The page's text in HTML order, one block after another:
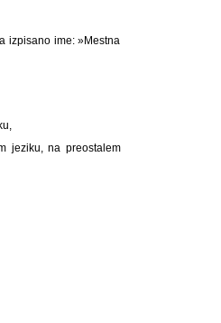
izpisano ime: »Mestna
jeziku, na preostalem